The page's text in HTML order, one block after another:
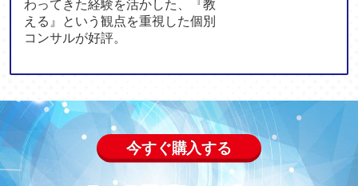
わってきた経験を活かした、『教
える』という観点を重視した個別
コンサルが好評。
今すぐ購入する